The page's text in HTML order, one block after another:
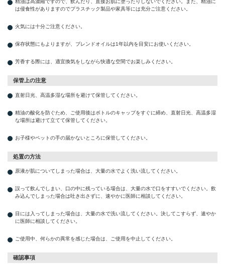
精油は高濃縮ですので、飲んだり、直接お肌に塗ったりしないでください。また、精油に
は侵食性がありますのでプラスチック製品や家具等には充分ご注意ください。
火気には十分ご注意ください。
保存状態にもよりますが、ブレンドオイルは1年以内を目安にお使いください。
芳香する際には、適宜換気をしながら快適な空間でお楽しみください。
保管上の注意
直射日光、高温多湿な場所を避けて保管してください。
精油の酸化を防ぐため、ご使用後はボトルのキャップをすぐに締め、直射日光、高温多湿
な場所は避けて立てて保管してください。
お子様やペットの手の届かないところに保管してください。
処置の方法
原液が肌についてしまった場合は、大量の水でよく洗い流してください。
誤って飲んでしまい、口の中に残っている場合は、大量の水で口をすすいでください。飲
み込んでしまった場合は吐き出さずに、速やかに医師に相談してください。
目には入ってしまった場合は、大量の水で洗い流してください。決してこすらず、速やか
に医師に相談してください。
ご使用中、何らかの異常を感じた場合は、ご使用を中止してください。
確認事項